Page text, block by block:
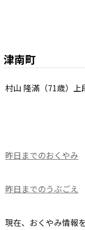
津南町
村山 隆滿（71歳）上
昨日までのおくやみ
昨日までのうぶごえ
現在、おくやみ情報